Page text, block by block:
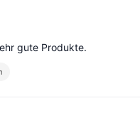
gute Produkte.